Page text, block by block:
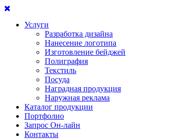
Услуги
Разработка дизайна
Нанесение логотипа
Изготовление бейджей
Полиграфия
Текстиль
Посуда
Наградная продукция
Наружная реклама
Каталог продукции
Портфолио
Запрос Он-лайн
Контакты